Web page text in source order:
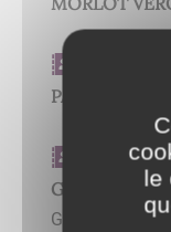
Carnet
PAGNOTTA
Carnet
GARNIER
GARNIER
le